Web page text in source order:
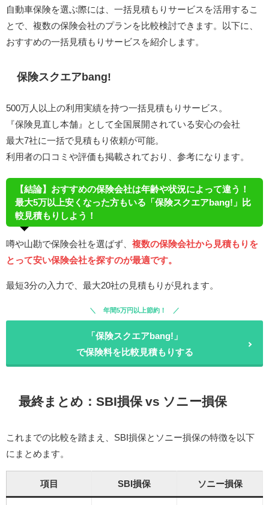
自動車保険を選ぶ際には、一括見積もりサービスを活用するこ
とで、複数の保険会社のプランを比較検討できます。​以下に、
おすすめの一括見積もりサービスを紹介します。​
保険スクエアbang!
500万人以上の利用実績を持つ一括見積もりサービス。
『保険見直し本舗』として全国展開されている安心の会社
最大7社に一括で見積もり依頼が可能。
利用者の口コミや評価も掲載されており、参考になります。
【結論】おすすめの保険会社は年齢や状況によって違う！
最大5万以上安くなった方もいる「保険スクエアbang!」比
較見積もりしよう！
噂や山勘で保険会社を選ばず、 複数の保険会社から見積もりを
とって安い保険会社を探すのが最適です。
最短3分の入力で、最大20社の見積もりが見れます。
年間5万円以上節約！
「保険スクエアbang!」
で保険料を比較見積もりする
最終まとめ：SBI損保 vs ソニー損保
これまでの比較を踏まえ、SBI損保とソニー損保の特徴を以下
にまとめます。​
項目 SBI損保 ソニー損保